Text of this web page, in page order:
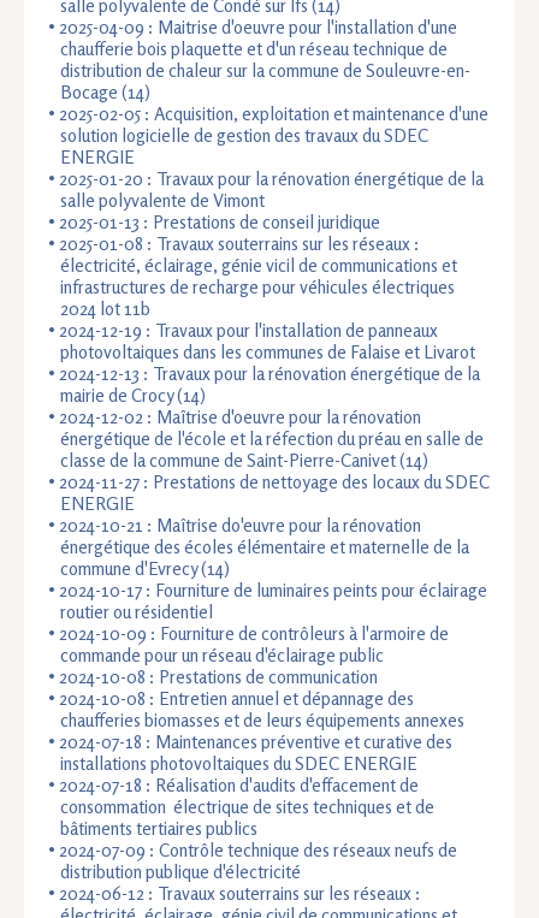
salle polyvalente de Condé sur Ifs (14)
2025-04-09 : Maitrise d'oeuvre pour l'installation d'une
chaufferie bois plaquette et d'un réseau technique de
distribution de chaleur sur la commune de Souleuvre-en-
Bocage (14)
2025-02-05 : Acquisition, exploitation et maintenance d'une
solution logicielle de gestion des travaux du SDEC
ENERGIE
2025-01-20 : Travaux pour la rénovation énergétique de la
salle polyvalente de Vimont
2025-01-13 : Prestations de conseil juridique
2025-01-08 : Travaux souterrains sur les réseaux :
électricité, éclairage, génie vicil de communications et
infrastructures de recharge pour véhicules électriques
2024 lot 11b
2024-12-19 : Travaux pour l'installation de panneaux
photovoltaiques dans les communes de Falaise et Livarot
2024-12-13 : Travaux pour la rénovation énergétique de la
mairie de Crocy (14)
2024-12-02 : Maîtrise d'oeuvre pour la rénovation
énergétique de l'école et la réfection du préau en salle de
classe de la commune de Saint-Pierre-Canivet (14)
2024-11-27 : Prestations de nettoyage des locaux du SDEC
ENERGIE
2024-10-21 : Maîtrise do'euvre pour la rénovation
énergétique des écoles élémentaire et maternelle de la
commune d'Evrecy (14)
2024-10-17 : Fourniture de luminaires peints pour éclairage
routier ou résidentiel
2024-10-09 : Fourniture de contrôleurs à l'armoire de
commande pour un réseau d'éclairage public
2024-10-08 : Prestations de communication
2024-10-08 : Entretien annuel et dépannage des
chaufferies biomasses et de leurs équipements annexes
2024-07-18 : Maintenances préventive et curative des
installations photovoltaiques du SDEC ENERGIE
2024-07-18 : Réalisation d'audits d'effacement de
consommation électrique de sites techniques et de
bâtiments tertiaires publics
2024-07-09 : Contrôle technique des réseaux neufs de
distribution publique d'électricité
2024-06-12 : Travaux souterrains sur les réseaux :